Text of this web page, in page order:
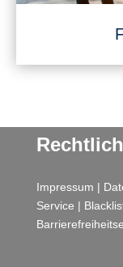
Impressum |
Service |